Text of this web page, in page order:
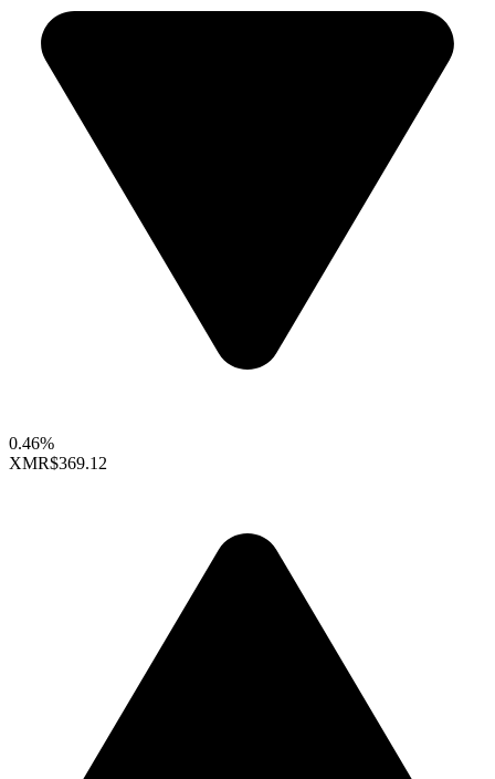
0.46%
XMR$369.12